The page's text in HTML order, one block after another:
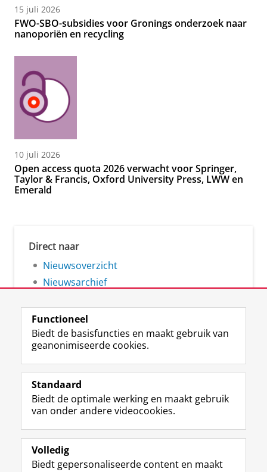
15 juli 2026
FWO-SBO-subsidies voor Gronings onderzoek naar
nanoporiën en recycling
10 juli 2026
Open access quota 2026 verwacht voor Springer,
Taylor & Francis, Oxford University Press, LWW en
Emerald
Direct naar
Nieuwsoverzicht
Nieuwsarchief
Volg de RUG
F
a
e
b
o
p
L
i
k
e
I
-
R
S
-
f
e
R
I
n
t
r
m
Y
o
T
e
k
Studiekiezers
Alumni
Over ons
Functioneel
Biedt de basisfuncties en maakt gebruik van
geanonimiseerde cookies.
Standaard
Biedt de optimale werking en maakt gebruik
van onder andere videocookies.
Volledig
Biedt gepersonaliseerde content en maakt